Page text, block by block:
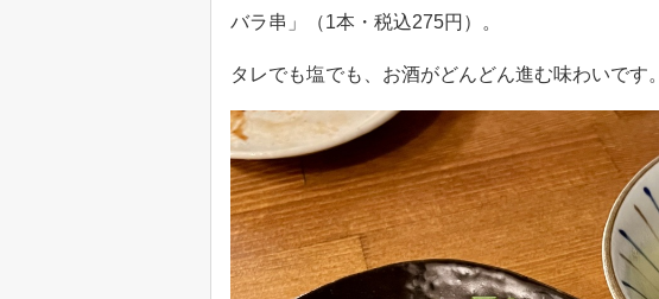
バラ串」（1本・税込275円）。
タレでも塩でも、お酒がどんどん進む味わいです。